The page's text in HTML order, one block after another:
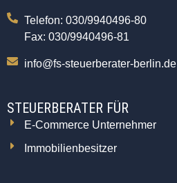
Telefon: 030/9940496-80
Fax: 030/9940496-81
info@fs-steuerberater-berlin.de
STEUERBERATER FÜR
E-Commerce Unternehmer
Immobilienbesitzer